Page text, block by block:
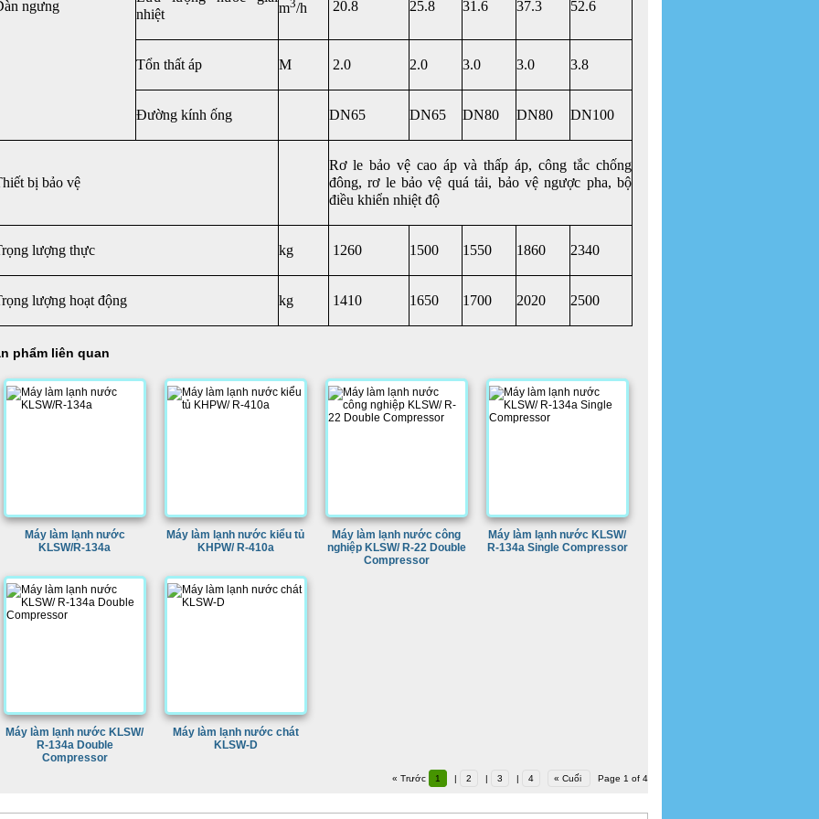
ngưng
nhiệt
m3/h 20.8 25.8 31.6 37.3 52.6
Tổn thất áp M 2.0 2.0 3.0 3.0 3.8
Đường kính ống DN65 DN65 DN80 DN80 DN100
bị bảo vệ
Rơ le bảo vệ cao áp và thấp áp, công tắc chống
đông, rơ le bảo vệ quá tải, bảo vệ ngược pha, bộ
điều khiển nhiệt độ
lượng thực kg 1260 1500 1550 1860 2340
lượng hoạt động kg 1410 1650 1700 2020 2500
phẩm liên quan
Máy làm lạnh nước
KLSW/R-134a
Máy làm lạnh nước kiểu tủ
KHPW/ R-410a
Máy làm lạnh nước công
nghiệp KLSW/ R-22 Double
Compressor
Máy làm lạnh nước KLSW/
R-134a Single Compressor
Máy làm lạnh nước KLSW/
R-134a Double
Compressor
Máy làm lạnh nước chát
KLSW-D
« Trước 1 | 2 | 3 | 4 « Cuối Page 1 of 4